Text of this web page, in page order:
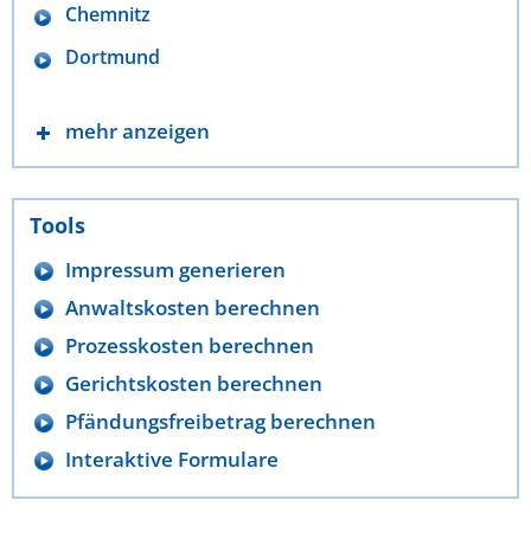
Chemnitz
Dortmund
mehr anzeigen
Tools
Impressum generieren
Anwaltskosten berechnen
Prozesskosten berechnen
Gerichtskosten berechnen
Pfändungsfreibetrag berechnen
Interaktive Formulare